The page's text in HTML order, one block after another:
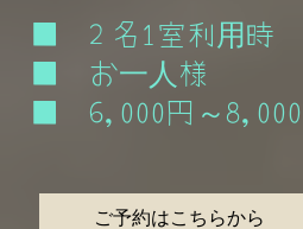
■ 2 名1室利用時
■ お一人様
■ 6,000円～8,000
ご予約はこちらから